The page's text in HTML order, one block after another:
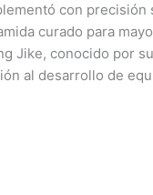
con
curado para
Jike, conocido por
al desarrollo de